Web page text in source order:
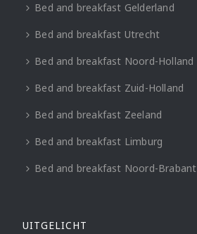
Bed and breakfast Gelderland
Bed and breakfast Utrecht
Bed and breakfast Noord-Holland
Bed and breakfast Zuid-Holland
Bed and breakfast Zeeland
Bed and breakfast Limburg
Bed and breakfast Noord-Brabant
UITGELICHT